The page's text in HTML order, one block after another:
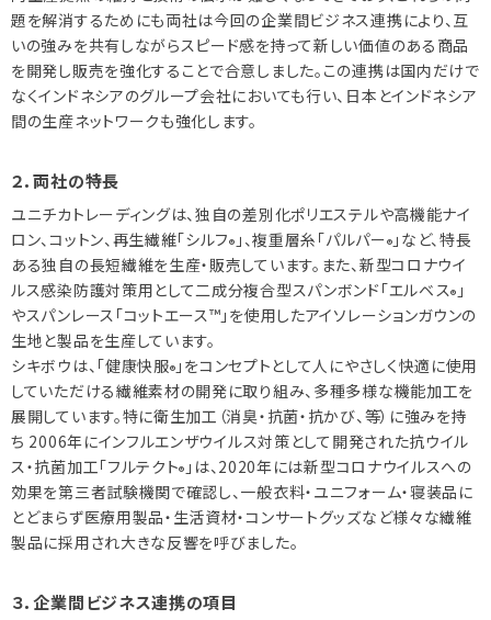
題を解消するためにも両社は今回の企業間ビジネス連携により、互
いの強みを共有しながらスピード感を持って新しい価値のある商品
を開発し販売を強化することで合意しました。この連携は国内だけで
なくインドネシアのグループ会社においても行い、日本とインドネシア
間の生産ネットワークも強化します。
２．両社の特長
ユニチカトレーディングは、独自の差別化ポリエステルや高機能ナイ
ロン、コットン、再生繊維「シルフ® 」、複重層糸「パルパー® 」など、特長
ある独自の長短繊維を生産・販売しています。また、新型コロナウイ
ルス感染防護対策用として二成分複合型スパンボンド「エルベス® 」
やスパンレース「コットエース™」を使用したアイソレーションガウンの
生地と製品を生産しています。
シキボウは、「健康快服® 」をコンセプトとして人にやさしく快適に使用
していただける繊維素材の開発に取り組み、多種多様な機能加工を
展開しています。特に衛生加工（消臭・抗菌・抗かび、等）に強みを持
ち 2006年にインフルエンザウイルス対策として開発された抗ウイル
ス・抗菌加工「フルテクト® 」は、2020年には新型コロナウイルスへの
効果を第三者試験機関で確認し、一般衣料・ユニフォーム・寝装品に
とどまらず医療用製品・生活資材・コンサートグッズなど様々な繊維
製品に採用され大きな反響を呼びました。
３．企業間ビジネス連携の項目